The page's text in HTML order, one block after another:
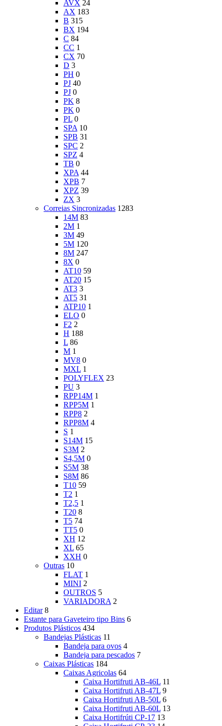
AVX 24
AX 183
B 315
BX 194
C 84
CC 1
CX 70
D 3
PH 0
PJ 40
PJ 0
PK 8
PK 0
PL 0
SPA 10
SPB 31
SPC 2
SPZ 4
TB 0
XPA 44
XPB 7
XPZ 39
ZX 3
Correias Sincronizadas 1283
14M 83
2M 1
3M 49
5M 120
8M 247
8X 0
AT10 59
AT20 15
AT3 3
AT5 31
ATP10 1
ELO 0
F2 2
H 188
L 86
M 1
MV8 0
MXL 1
POLYFLEX 23
PU 3
RPP14M 1
RPP5M 1
RPP8 2
RPP8M 4
S 1
S14M 15
S3M 2
S4,5M 0
S5M 38
S8M 86
T10 59
T2 1
T2,5 1
T20 8
T5 74
TT5 0
XH 12
XL 65
XXH 0
Outras 10
FLAT 1
MINI 2
OUTROS 5
VARIADORA 2
Editar 8
Estante para Gaveteiro tipo Bins 6
Produtos Plásticos 434
Bandejas Plásticas 11
Bandeja para ovos 4
Bandeja para pescados 7
Caixas Plásticas 184
Caixas Agricolas 64
Caixa Hortifruti AB-46L 11
Caixa Hortifruti AB-47L 9
Caixa Hortifruti AB-50L 6
Caixa Hortifruti AB-60L 13
Caixa Hortifrúti CP-17 13